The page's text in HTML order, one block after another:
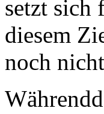
setzt sich
diesem
noch